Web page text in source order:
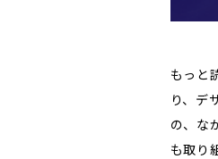
もっと
り、デ
の、な
も取り